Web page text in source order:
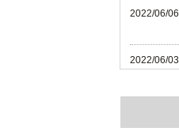
2022/06/06
2022/06/03